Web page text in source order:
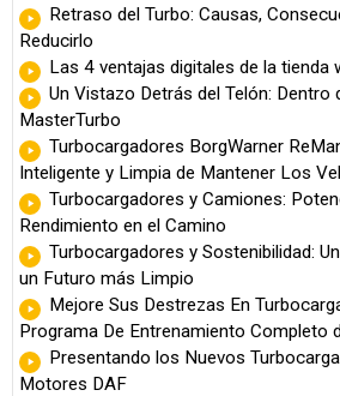
Retraso del Turbo: Causas,
Reducirlo
Las 4 ventajas digitales de la tienda
Un Vistazo Detrás del Telón: Dentro
MasterTurbo
Turbocargadores BorgWarner
Inteligente y Limpia de Mantener Los
Turbocargadores y Camiones:
Rendimiento en el Camino
Turbocargadores y Sostenibilidad:
un Futuro más Limpio
Mejore Sus Destrezas En
Programa De Entrenamiento Completo
Presentando los Nuevos
Motores DAF